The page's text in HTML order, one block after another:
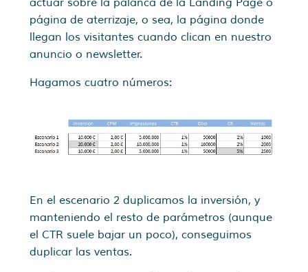
página de aterrizaje, o sea, la página donde
llegan los visitantes cuando clican en nuestro
anuncio o newsletter.
Hagamos cuatro números:
En el escenario 2 duplicamos la inversión, y
manteniendo el resto de parámetros (aunque
el CTR suele bajar un poco), conseguimos
duplicar las ventas.